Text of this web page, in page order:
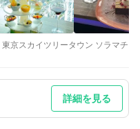
詳細を見る